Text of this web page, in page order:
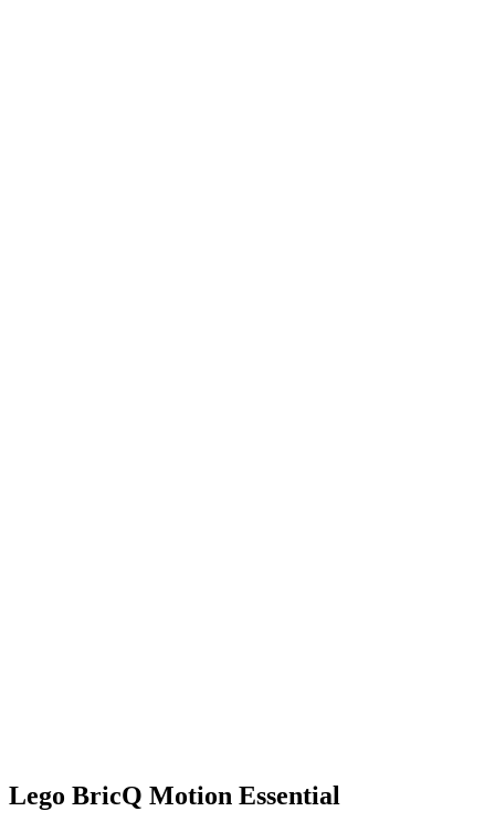
Lego BricQ Motion Essential